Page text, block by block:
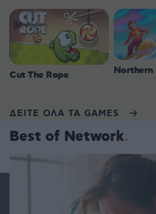
Cut The Rope Northern
ΔΕΙΤΕ ΟΛΑ ΤΑ GAMES
Best of Network